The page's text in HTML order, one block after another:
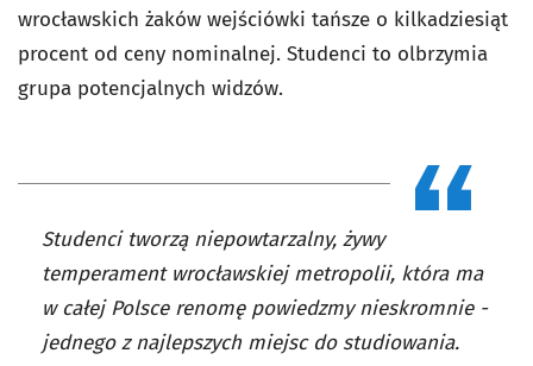
wrocławskich żaków wejściówki tańsze o kilkadziesiąt
procent od ceny nominalnej. Studenci to olbrzymia
grupa potencjalnych widzów.
Studenci tworzą niepowtarzalny, żywy
temperament wrocławskiej metropolii, która ma
w całej Polsce renomę powiedzmy nieskromnie -
jednego z najlepszych miejsc do studiowania.